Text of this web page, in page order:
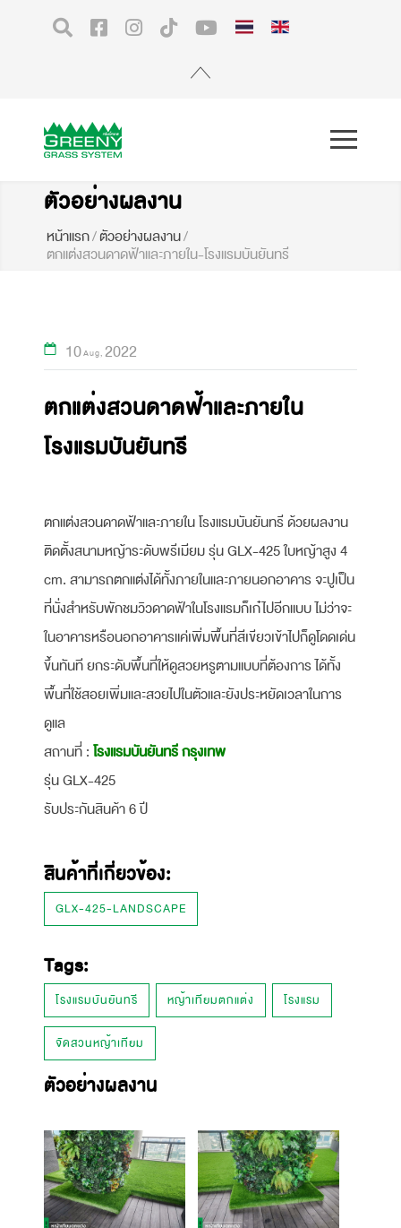
ตัวอย่างผลงาน
หน้าแรก/ตัวอย่างผลงาน/
ตกแต่งสวนดาดฟ้าและภายใน-โรงแรมบันยันทรี
10Aug 2022
ตกแต่งสวนดาดฟ้าและภายใน
โรงแรมบันยันทรี
ตกแต่งสวนดาดฟ้าและภายใน โรงแรมบันยันทรี ด้วยผลงาน
ติดตั้งสนามหญ้าระดับพรีเมียม รุ่น GLX-425 ใบหญ้าสูง 4
cm. สามารถตกแต่งได้ทั้งภายในและภายนอกอาคาร จะปูเป็น
ที่นั่งสำหรับพักชมวิวดาดฟ้าในโรงแรมก็เก๋ไปอีกแบบ ไม่ว่าจะ
ในอาคารหรือนอกอาคารแค่เพิ่มพื้นที่สีเขียวเข้าไปก็ดูโดดเด่น
ขึ้นทันที ยกระดับพื้นที่ให้ดูสวยหรูตามแบบที่ต้องการ ได้ทั้ง
พื้นที่ใช้สอยเพิ่มและสวยไปในตัวและยังประหยัดเวลาในการ
ดูแล
สถานที่ : โรงแรมบันยันทรี กรุงเทพ
รุ่น GLX-425
รับประกันสินค้า 6 ปี
สินค้าที่เกี่ยวข้อง:
GLX-425-LANDSCAPE
Tags:
โรงแรมบันยันทรี หญ้าเทียมตกแต่ง โรงแรม
จัดสวนหญ้าเทียม
ตัวอย่างผลงาน